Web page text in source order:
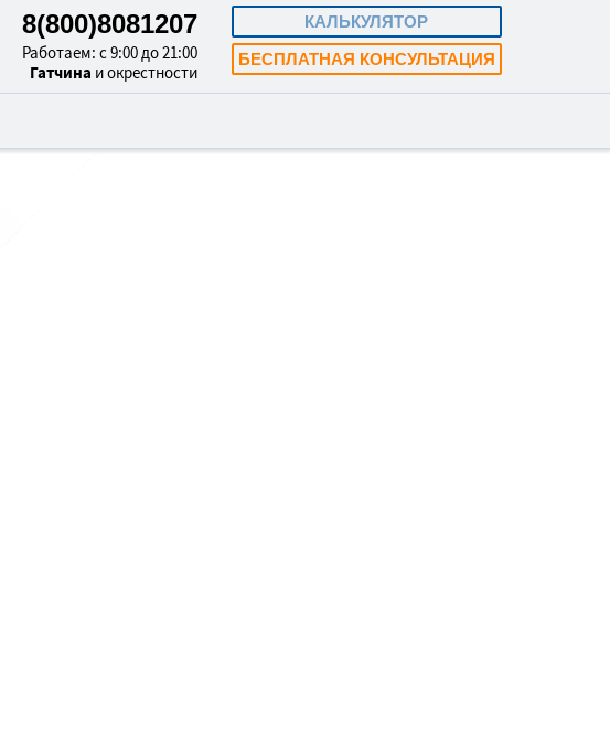
КАЛЬКУЛЯТОР
БЕСПЛАТНАЯ КОНСУЛЬТАЦИЯ
8(800)8081207
Работаем: с 9:00 до 21:00
Гатчина и окрестности